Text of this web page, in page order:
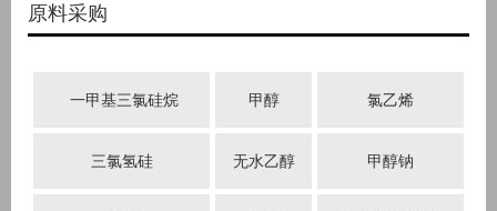
原料采购
一甲基三氯硅烷 甲醇 氯乙烯
三氯氢硅 无水乙醇 甲醇钠